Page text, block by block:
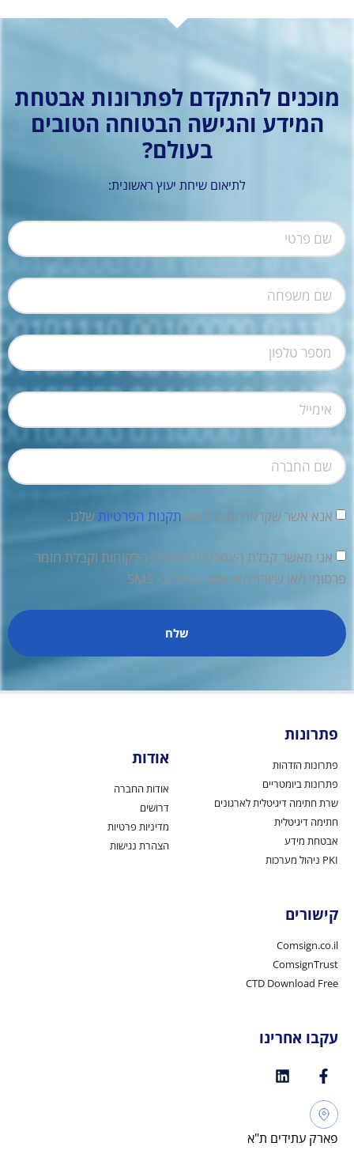
מוכנים להתקדם לפתרונות אבטחת
המידע והגישה הבטוחה הטובים
בעולם?
לתיאום שיחת יעוץ ראשונית:
אנא אשר שקראת והבנת את תקנות הפרטיות שלנו.
אני מאשר קבלת הצטרפות למועדון הלקוחות וקבלת חומר
פרסומי ו/או שיווקי ו/או אחר במייל וב- SMS
שלח
פתרונות
פתרונות הזדהות
פתרונות ביומטריים
שרת חתימה דיגיטלית לארגונים
חתימה דיגיטלית
אבטחת מידע
PKI ניהול מערכות
אודות
אודות החברה
דרושים
מדיניות פרטיות
הצהרת נגישות
קישורים
Comsign.co.il
ComsignTrust
CTD Download Free
עקבו אחרינו
פארק עתידים ת"א